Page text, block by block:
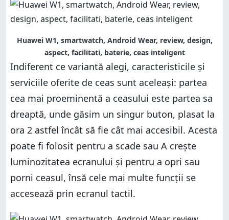
Huawei W1, smartwatch, Android Wear, review, design,
aspect, facilitati, baterie, ceas inteligent
Indiferent ce variantă alegi, caracteristicile și
serviciile oferite de ceas sunt aceleași: partea
cea mai proeminentă a ceasului este partea sa
dreaptă, unde găsim un singur buton, plasat la
ora 2 astfel încât să fie cât mai accesibil. Acesta
poate fi folosit pentru a scade sau A crește
luminozitatea ecranului și pentru a opri sau
porni ceasul, însă cele mai multe funcții se
accesează prin ecranul tactil.